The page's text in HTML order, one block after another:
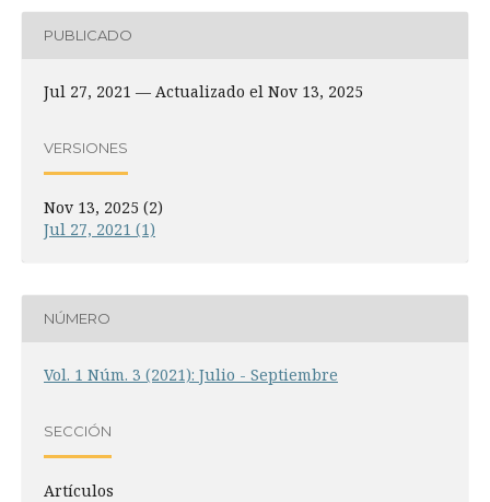
PUBLICADO
Jul 27, 2021 — Actualizado el Nov 13, 2025
VERSIONES
Nov 13, 2025 (2)
Jul 27, 2021 (1)
NÚMERO
Vol. 1 Núm. 3 (2021): Julio - Septiembre
SECCIÓN
Artículos